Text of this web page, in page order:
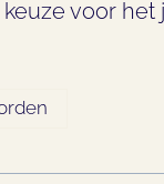
voor het